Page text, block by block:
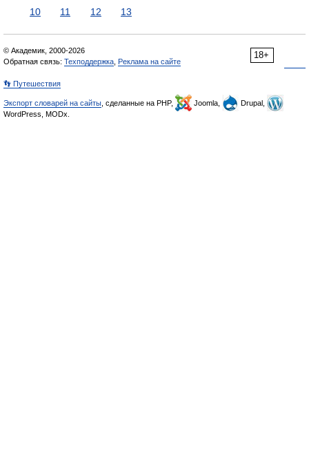
10
11 12 13
18+
© Академик, 2000-2026
Обратная связь: Техподдержка Реклама на сайте
👣 Путешествия
Экспорт словарей на сайты , сделанные на PHP, Joomla,
Drupal,
WordPress, MODx.